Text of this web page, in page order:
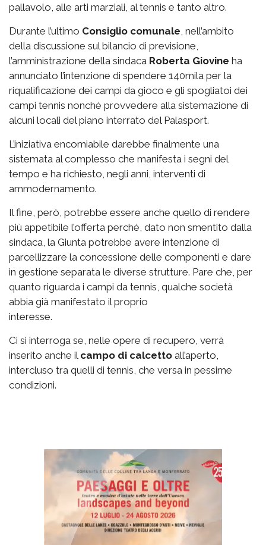
pallavolo, alle arti marziali, al tennis e tanto altro.
Durante l’ultimo Consiglio comunale , nell’ambito
della discussione sul bilancio di previsione,
l’amministrazione della sindaca Roberta Giovine ha
annunciato l’intenzione di spendere 140mila per la
riqualificazione dei campi da gioco e gli spogliatoi dei
campi tennis nonché provvedere alla sistemazione di
alcuni locali del piano interrato del Palasport.
L’iniziativa encomiabile darebbe finalmente una
sistemata al complesso che manifesta i segni del
tempo e ha richiesto, negli anni, interventi di
ammodernamento.
Il fine, però, potrebbe essere anche quello di rendere
più appetibile l’offerta perché, dato non smentito dalla
sindaca, la Giunta potrebbe avere intenzione di
parcellizzare la concessione delle componenti e dare
in gestione separata le diverse strutture. Pare che, per
quanto riguarda i campi da tennis, qualche società
abbia già manifestato il proprio
interesse.
Ci si interroga se, nelle opere di recupero, verrà
inserito anche il campo di calcetto all’aperto,
intercluso tra quelli di tennis, che versa in pessime
condizioni.